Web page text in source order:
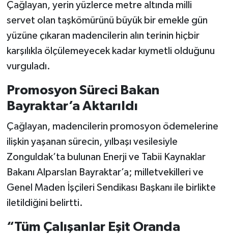
Çağlayan, yerin yüzlerce metre altında milli
servet olan taşkömürünü büyük bir emekle gün
yüzüne çıkaran madencilerin alın terinin hiçbir
karşılıkla ölçülemeyecek kadar kıymetli olduğunu
vurguladı.
Promosyon Süreci Bakan
Bayraktar’a Aktarıldı
Çağlayan, madencilerin promosyon ödemelerine
ilişkin yaşanan sürecin, yılbaşı vesilesiyle
Zonguldak’ta bulunan Enerji ve Tabii Kaynaklar
Bakanı Alparslan Bayraktar’a; milletvekilleri ve
Genel Maden İşçileri Sendikası Başkanı ile birlikte
iletildiğini belirtti.
“Tüm Çalışanlar Eşit Oranda